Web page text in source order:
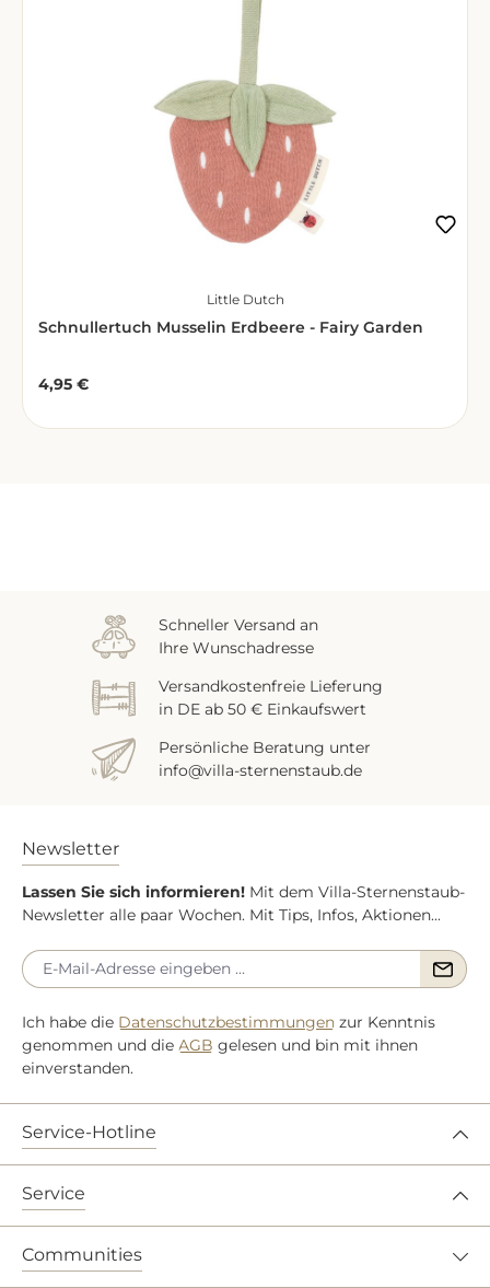
Little Dutch
Schnullertuch Musselin Erdbeere - Fairy Garden
Regulärer Preis:
4,95 €
Schneller Versand an
Ihre Wunschadresse
Versandkostenfreie Lieferung
in DE ab 50 € Einkaufswert
Persönliche Beratung unter
info@villa-sternenstaub.de
Newsletter
Lassen Sie sich informieren! Mit dem Villa-Sternenstaub-
Newsletter alle paar Wochen. Mit Tips, Infos, Aktionen...
Ich habe die Datenschutzbestimmungen zur Kenntnis
genommen und die AGB gelesen und bin mit ihnen
einverstanden.
Service-Hotline
Service
Communities